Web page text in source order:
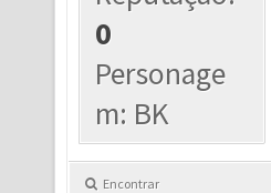
0
Personage
m: BK
Encontrar